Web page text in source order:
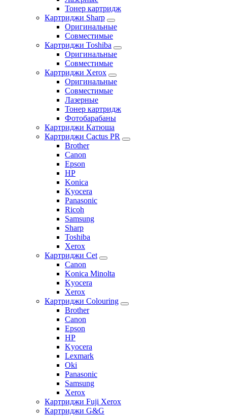
Тонер картридж
Картриджи Sharp
Оригинальные
Совместимые
Картриджи Toshiba
Оригинальные
Совместимые
Картриджи Xerox
Оригинальные
Совместимые
Лазерные
Тонер картридж
Фотобарабаны
Картриджи Катюша
Картриджи Cactus PR
Brother
Canon
Epson
HP
Konica
Kyocera
Panasonic
Ricoh
Samsung
Sharp
Toshiba
Xerox
Картриджи Cet
Canon
Konica Minolta
Kyocera
Xerox
Картриджи Colouring
Brother
Canon
Epson
HP
Kyocera
Lexmark
Oki
Panasonic
Samsung
Xerox
Картриджи Fuji Xerox
Картриджи G&G